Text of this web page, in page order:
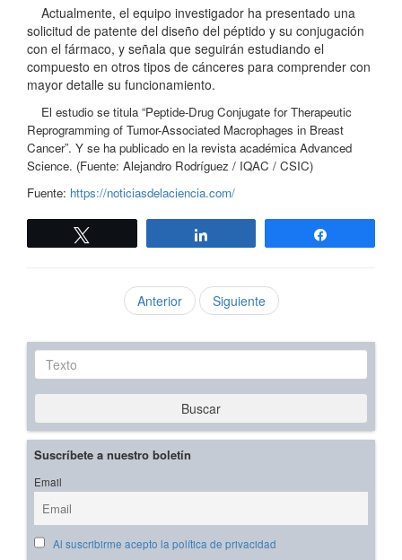
Actualmente, el equipo investigador ha presentado una
solicitud de patente del diseño del péptido y su conjugación
con el fármaco, y señala que seguirán estudiando el
compuesto en otros tipos de cánceres para comprender con
mayor detalle su funcionamiento.
El estudio se titula “Peptide-Drug Conjugate for Therapeutic
Reprogramming of Tumor-Associated Macrophages in Breast
Cancer”. Y se ha publicado en la revista académica Advanced
Science. (Fuente: Alejandro Rodríguez / IQAC / CSIC)
Fuente: https://noticiasdelaciencia.com/
Anterior Siguiente
Texto
Buscar
Suscríbete a nuestro boletín
Email
Al suscribirme acepto la política de privacidad